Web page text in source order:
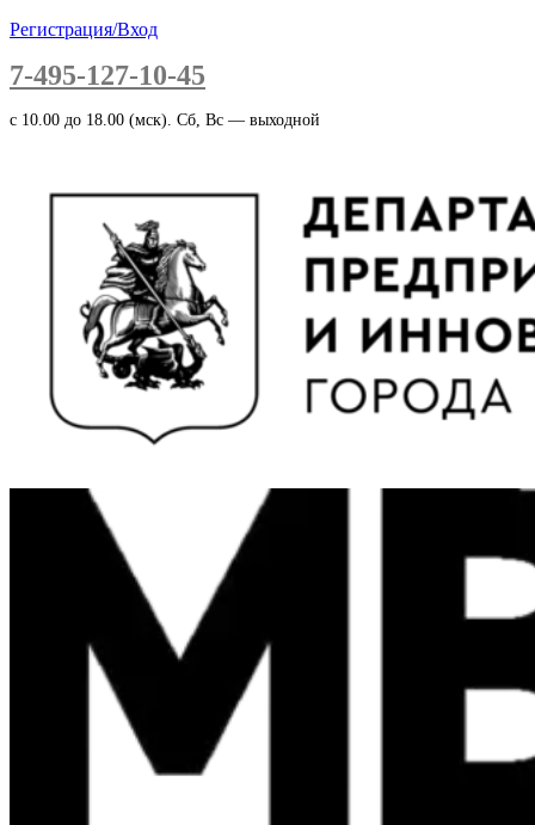
Регистрация/Вход
7-495-127-10-45
c 10.00 до 18.00 (мск). Сб, Вс — выходной